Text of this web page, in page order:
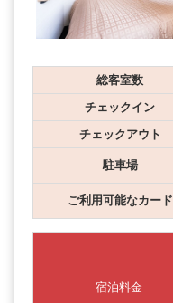
総客室数
チェックイン
チェックアウト
駐車場
ご利用可能なカード
宿泊料金